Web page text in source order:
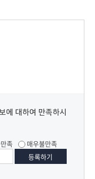
에 대하여 만족하시
족 매우불만족